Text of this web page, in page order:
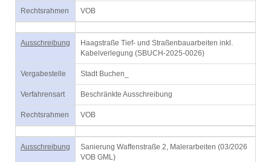
Rechtsrahmen VOB
Ausschreibung
Haagstraße Tief- und Straßenbauarbeiten inkl.
Kabelverlegung (SBUCH-2025-0026)
Vergabestelle Stadt Buchen_
Verfahrensart Beschränkte Ausschreibung
Rechtsrahmen VOB
Ausschreibung
Sanierung Waffenstraße 2, Malerarbeiten (03/2026
VOB GML)